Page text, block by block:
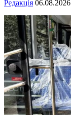
Редакція 06.08.2026